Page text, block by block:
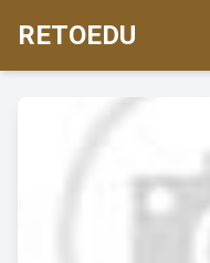
RETOEDU